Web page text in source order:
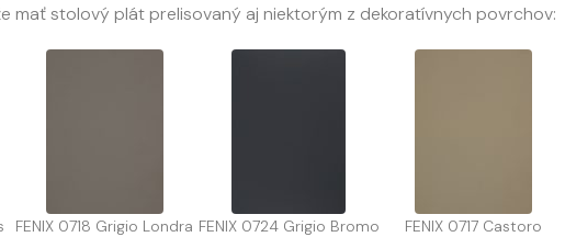
mať stolový plát prelisovaný aj niektorým z dekoratívnych povrchov:
FENIX 0718 Grigio Londra FENIX 0724 Grigio Bromo
FENIX 0717 Castoro